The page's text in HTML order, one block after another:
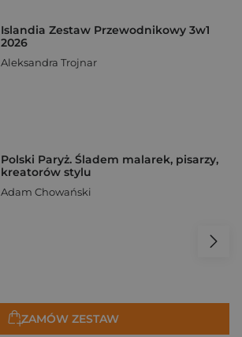
Islandia Zestaw Przewodnikowy 3w1
2026
Aleksandra Trojnar
Polski Paryż. Śladem malarek, pisarzy,
kreatorów stylu
Adam Chowański
ZAMÓW ZESTAW